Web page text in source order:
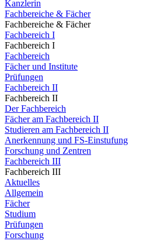
Kanzlerin
Fachbereiche & Fächer
Fachbereiche & Fächer
Fachbereich I
Fachbereich I
Fachbereich
Fächer und Institute
Prüfungen
Fachbereich II
Fachbereich II
Der Fachbereich
Fächer am Fachbereich II
Studieren am Fachbereich II
Anerkennung und FS-Einstufung
Forschung und Zentren
Fachbereich III
Fachbereich III
Aktuelles
Allgemein
Fächer
Studium
Prüfungen
Forschung